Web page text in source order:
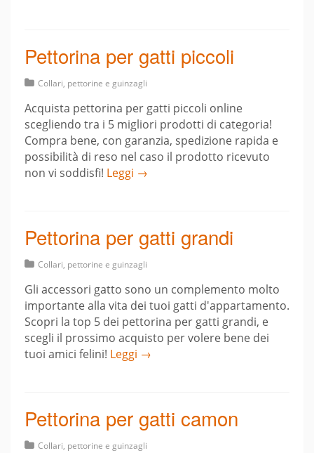
Pettorina per gatti piccoli
Collari, pettorine e guinzagli
Acquista pettorina per gatti piccoli online
scegliendo tra i 5 migliori prodotti di categoria!
Compra bene, con garanzia, spedizione rapida e
possibilità di reso nel caso il prodotto ricevuto
non vi soddisfi! Leggi →
Pettorina per gatti grandi
Collari, pettorine e guinzagli
Gli accessori gatto sono un complemento molto
importante alla vita dei tuoi gatti d'appartamento.
Scopri la top 5 dei pettorina per gatti grandi, e
scegli il prossimo acquisto per volere bene dei
tuoi amici felini! Leggi →
Pettorina per gatti camon
Collari, pettorine e guinzagli